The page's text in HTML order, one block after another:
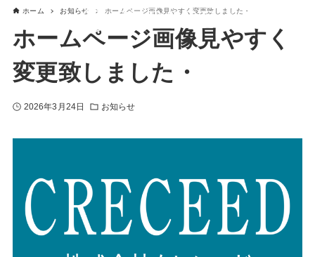
ホーム お知らせ ホームページ画像見やすく変更致しました・
ホームページ画像見やすく
変更致しました・
2026年3月24日 お知らせ